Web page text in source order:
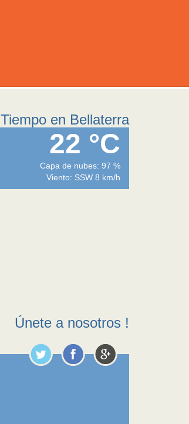
Tiempo en Bellaterra
22 °C
Capa de nubes: 97 %
Viento: SSW 8 km/h
Únete a nosotros !